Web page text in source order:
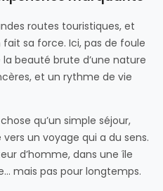
routes touristiques, et
sa force. Ici, pas de foule
beauté brute d’une nature
et un rythme de vie
qu’un simple séjour,
un voyage qui a du sens.
d’homme, dans une île
mais pas pour longtemps.